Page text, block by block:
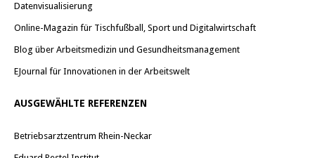
Datenvisualisierung
Online-Magazin für Tischfußball, Sport und Digitalwirtschaft
Blog über Arbeitsmedizin und Gesundheitsmanagement
EJournal für Innovationen in der Arbeitswelt
AUSGEWÄHLTE REFERENZEN
Betriebsarztzentrum Rhein-Neckar